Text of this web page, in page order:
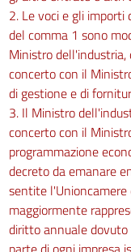
2. Le voci e gli
del comma 1 sono
Ministro
concerto con il
di gestione e di
3. Il Ministro
concerto con il
programmazione
decreto da emanare
sentite l'Unioncamere
maggiormente
diritto annuale dovuto